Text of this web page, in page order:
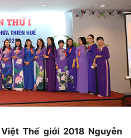
Thế giới 2018 Nguyễn